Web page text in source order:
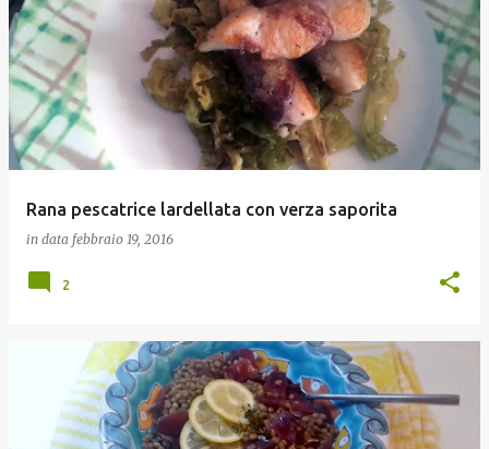
Rana pescatrice lardellata con verza saporita
in data febbraio 19, 2016
2